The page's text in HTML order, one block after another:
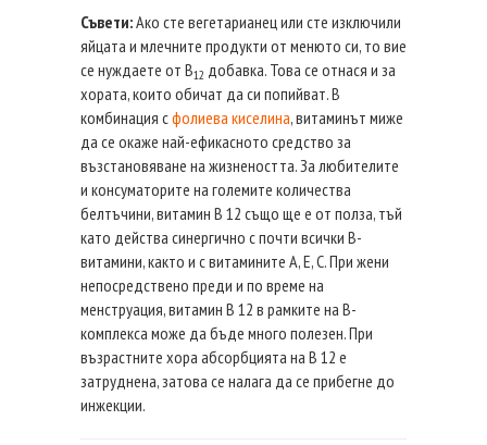
Съвети:Ако сте вегетарианец или сте изключили
яйцата и млечните продукти от менюто си, то вие
се нуждаете от В12 добавка. Това се отнася и за
хората, които обичат да си попийват. В
комбинация сфолиева киселина, витаминът миже
да се окаже най-ефикасното средство за
възстановяване на жизнеността. За любителите
и консуматорите на големите количества
белтъчини, витамин В 12 също ще е от полза, тъй
като действа синергично с почти всички В-
витамини, както и с витамините А, Е, С. При жени
непосредствено преди и по време на
менструация, витамин В 12 в рамките на В-
комплекса може да бъде много полезен. При
възрастните хора абсорбцията на В 12 е
затруднена, затова се налага да се прибегне до
инжекции.